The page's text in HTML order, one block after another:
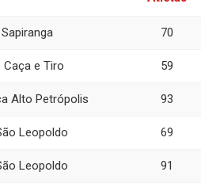
70
Caça e Tiro 59
Alto Petrópolis 93
Leopoldo 69
Leopoldo 91